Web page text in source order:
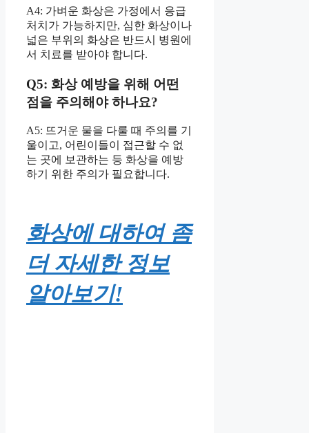
A4: 가벼운 화상은 가정에서 응급
처치가 가능하지만, 심한 화상이나
넓은 부위의 화상은 반드시 병원에
서 치료를 받아야 합니다.
Q5: 화상 예방을 위해 어떤
점을 주의해야 하나요?
A5: 뜨거운 물을 다룰 때 주의를 기
울이고, 어린이들이 접근할 수 없
는 곳에 보관하는 등 화상을 예방
하기 위한 주의가 필요합니다.
화상에 대하여 좀
더 자세한 정보
알아보기!